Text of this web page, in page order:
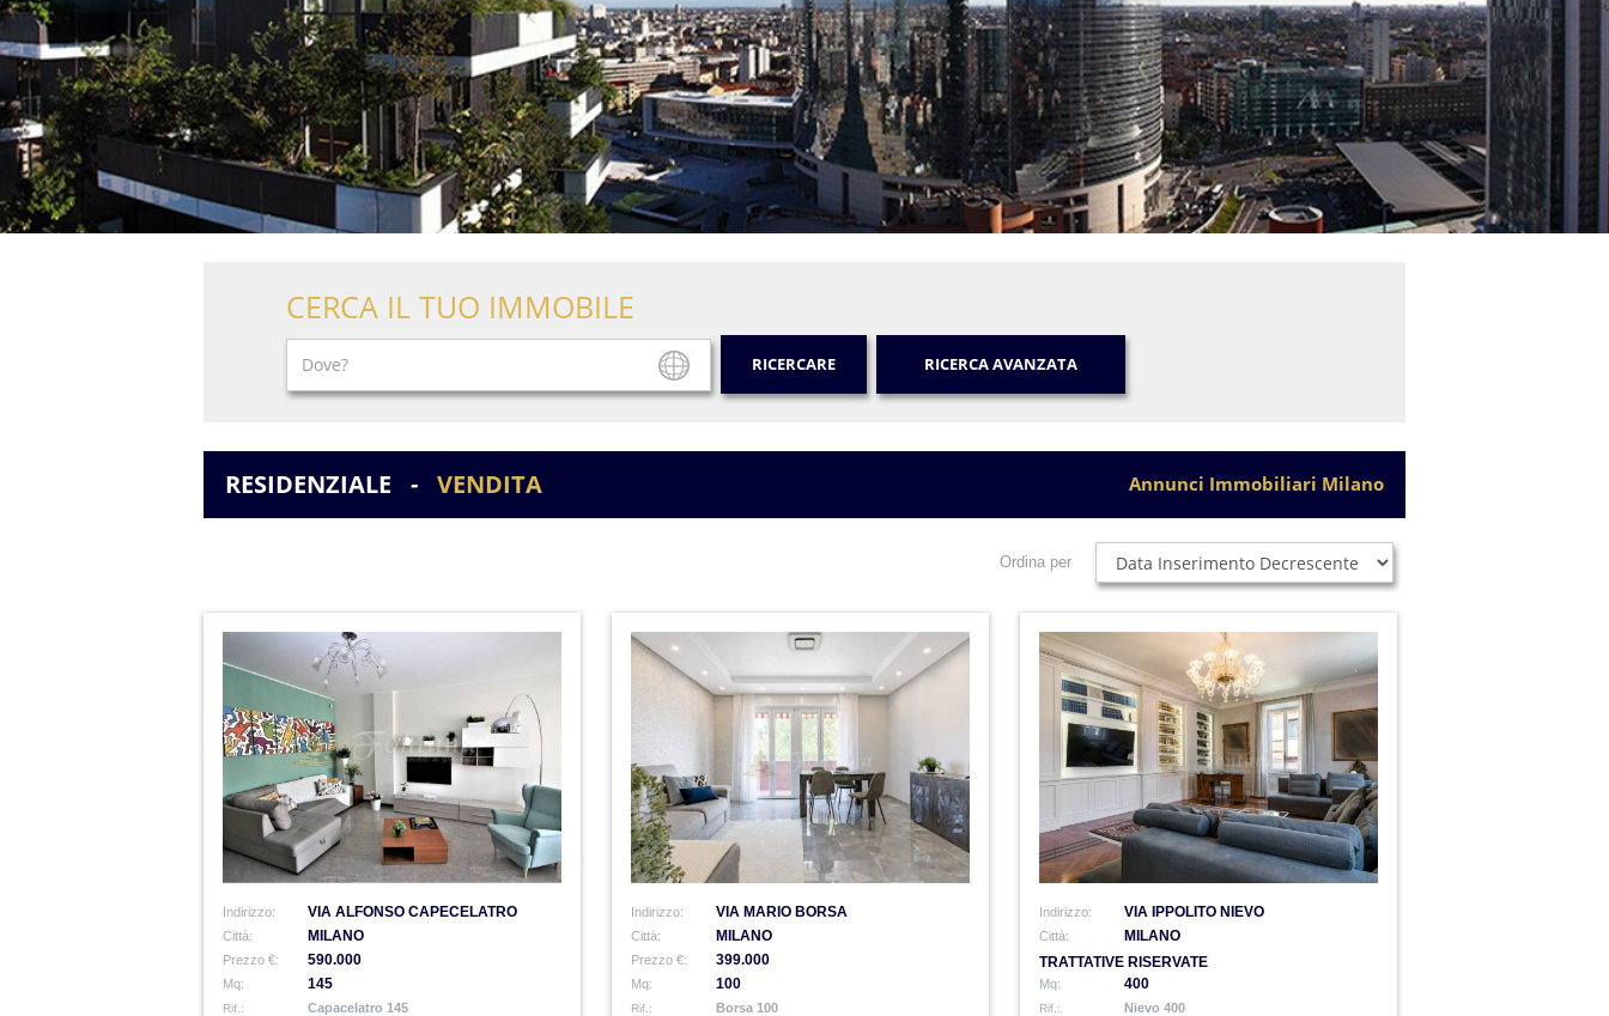
CERCA IL TUO IMMOBILE
RICERCARE RICERCA AVANZATA
Annunci Immobiliari Milano
RESIDENZIALE - VENDITA
Ordina per
Indirizzo: VIA ALFONSO CAPECELATRO
Città: MILANO
Prezzo €: 590.000
Mq: 145
Rif.: Capacelatro 145
Indirizzo: VIA MARIO BORSA
Città: MILANO
Prezzo €: 399.000
Mq: 100
Rif.: Borsa 100
Indirizzo: VIA IPPOLITO NIEVO
Città:
MILANO
TRATTATIVE RISERVATE
Mq: 400
Rif.: Nievo 400